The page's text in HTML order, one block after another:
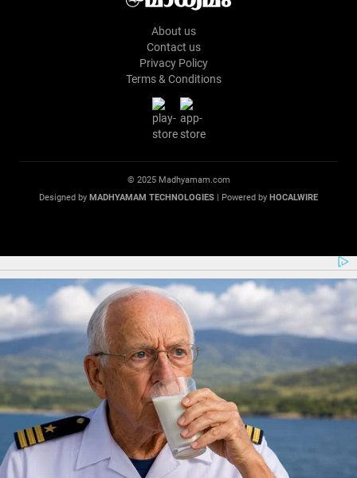
About us
Contact us
Privacy Policy
Terms & Conditions
© 2025 Madhyamam.com
Designed by MADHYAMAM TECHNOLOGIES | Powered by HOCALWIRE